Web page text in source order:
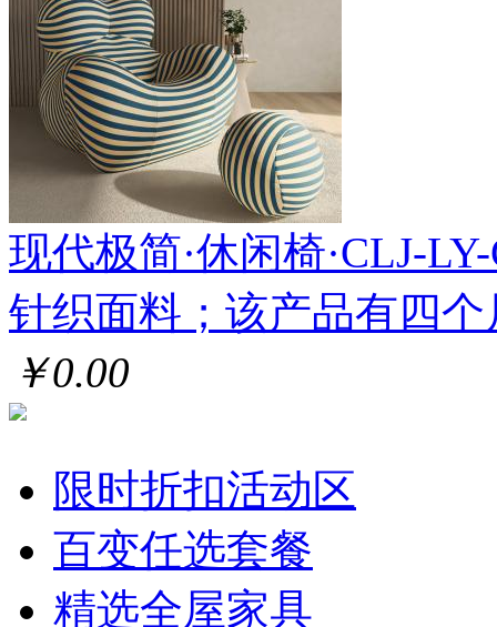
现代极简·休闲椅·CLJ-
针织面料；该产品有四
￥0.00
限时折扣活动区
百变任选套餐
精选全屋家具